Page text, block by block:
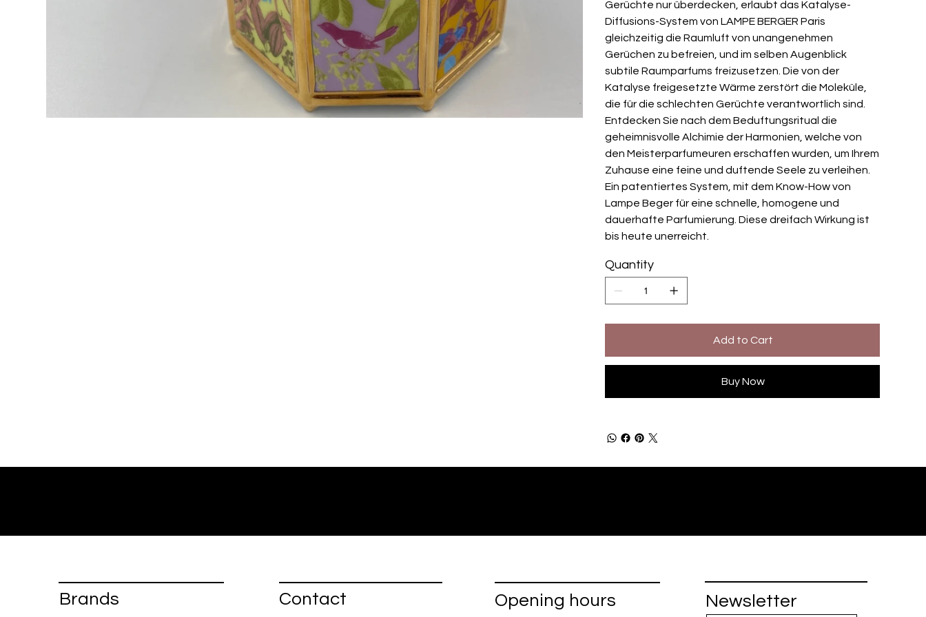
Gerüchte nur überdecken, erlaubt das Katalyse-
Diffusions-System von LAMPE BERGER Paris
gleichzeitig die Raumluft von unangenehmen
Gerüchen zu befreien, und im selben Augenblick
subtile Raumparfums freizusetzen. Die von der
Katalyse freigesetzte Wärme zerstört die Moleküle,
die für die schlechten Gerüchte verantwortlich sind.
Entdecken Sie nach dem Beduftungsritual die
geheimnisvolle Alchimie der Harmonien, welche von
den Meisterparfumeuren erschaffen wurden, um Ihrem
Zuhause eine feine und duftende Seele zu verleihen.
Ein patentiertes System, mit dem Know-How von
Lampe Beger für eine schnelle, homogene und
dauerhafte Parfumierung. Diese dreifach Wirkung ist
bis heute unerreicht.
Quantity
Add to Cart
Buy Now
Brands Contact Opening hours Newsletter